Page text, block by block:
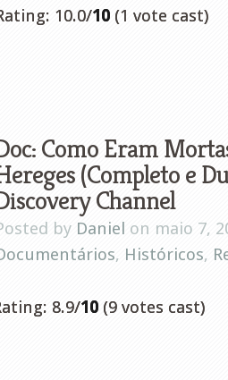
10.0/10 (1 vote cast)
Como Eram
(Completo e
Channel
by Daniel on maio 7,
, Históricos,
8.9/10 (9 votes cast)